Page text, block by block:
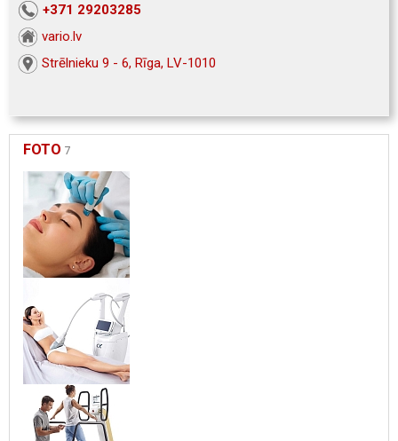
+371 29203285
vario.lv
Strēlnieku 9 - 6, Rīga, LV-1010
FOTO 7